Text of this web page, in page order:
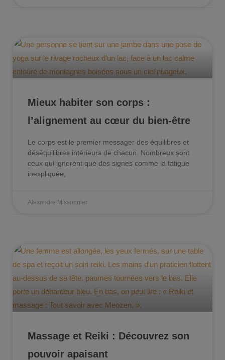
Mieux habiter son corps :
l’alignement au cœur du bien-être
Le corps est le premier messager des équilibres et
déséquilibres intérieurs de chacun. Nombreux sont
ceux qui ignorent que des signes comme la fatigue
inexpliquée,
Alexandre Missonnier
Massage et Reiki : Découvrez son
pouvoir apaisant